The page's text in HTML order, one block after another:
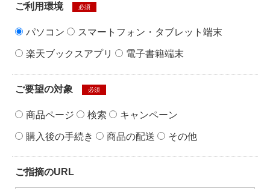
ご利用環境 必須
パソコン スマートフォン・タブレット端末
楽天ブックスアプリ 電子書籍端末
ご要望の対象 必須
商品ページ 検索 キャンペーン
購入後の手続き 商品の配送 その他
ご指摘のURL